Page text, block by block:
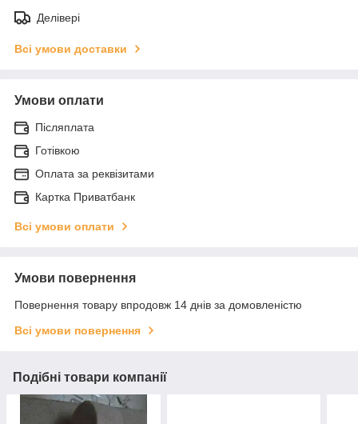
Делівері
Всі умови доставки
Умови оплати
Післяплата
Готівкою
Оплата за реквізитами
Картка Приватбанк
Всі умови оплати
Умови повернення
Повернення товару впродовж 14 днів за домовленістю
Всі умови повернення
Подібні товари компанії